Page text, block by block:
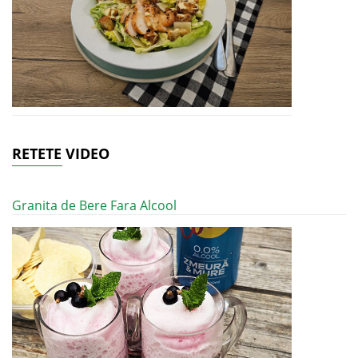
RETETE VIDEO
Granita de Bere Fara Alcool